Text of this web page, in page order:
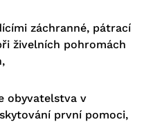
záchranné, pátrací
živelních pohromách
obyvatelstva v
první pomoci,